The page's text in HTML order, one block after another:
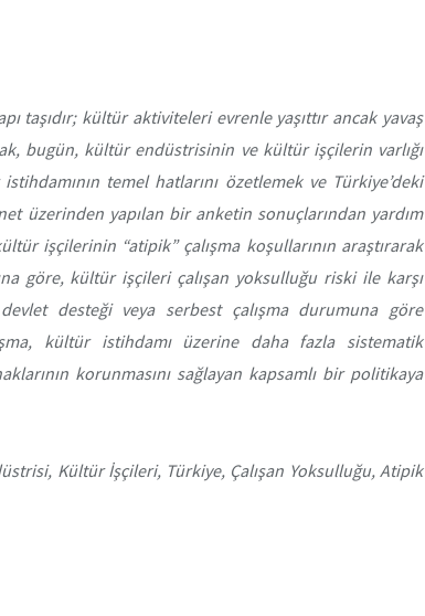
taşıdır; kültür aktiviteleri evrenle yaşıttır ancak yavaş
bugün, kültür endüstrisinin ve kültür işçilerin varlığı
temel hatlarını özetlemek ve Türkiye’deki
üzerinden yapılan bir anketin sonuçlarından yardım
işçilerinin “atipik” çalışma koşullarının araştırarak
göre, kültür işçileri çalışan yoksulluğu riski ile karşı
desteği veya serbest çalışma durumuna göre
kültür istihdamı üzerine daha fazla sistematik
korunmasını sağlayan kapsamlı bir politikaya
Kültür İşçileri, Türkiye, Çalışan Yoksulluğu, Atipik